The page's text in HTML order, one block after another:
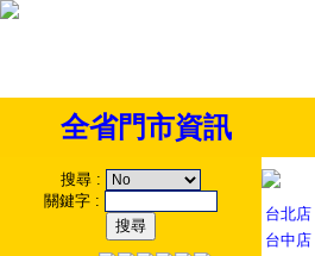
全省門市資訊
搜尋 :
關鍵字 :
台北店
台中店